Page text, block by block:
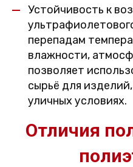
Устойчивость к
перепадам
влажности,
позволяет
сырьё для
уличных условиях.
Отличия